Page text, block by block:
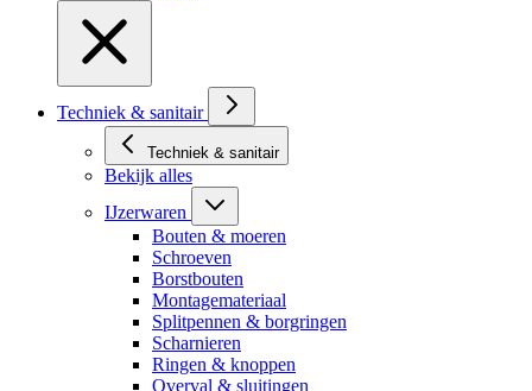
Techniek & sanitair
Techniek & sanitair
Bekijk alles
IJzerwaren
Bouten & moeren
Schroeven
Borstbouten
Montagemateriaal
Splitpennen & borgringen
Scharnieren
Ringen & knoppen
Overval & sluitingen